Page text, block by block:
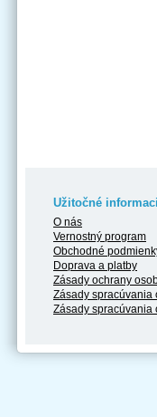
Užitočné
O nás
Vernostný program
Obchodné
Doprava a platby
Zásady ochrany
Zásady spracúvania
Zásady spracúvania